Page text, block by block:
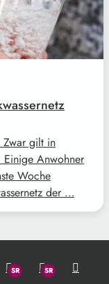
Zwar gilt in
Einige Anwohner
Woche
der …